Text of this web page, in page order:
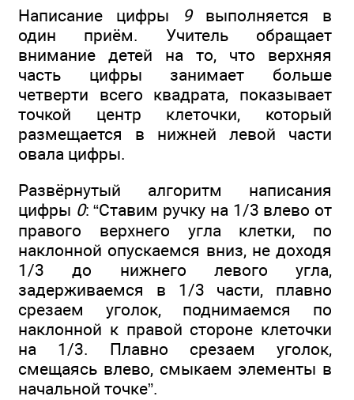
Написание цифры
9выполняется в
один приём. Учитель обращает
внимание детей на то, что верхняя
часть цифры занимает больше
четверти всего квадрата, показывает
точкой центр клеточки, который
размещается в нижней левой части
овала цифры.
Развёрнутый алгоритм написания
цифры 0: “Ставим ручку на 1/3 влево от
правого верхнего угла клетки, по
наклонной опускаемся вниз, не доходя
1/3 до нижнего левого угла,
задерживаемся в 1/3 части, плавно
срезаем уголок, поднимаемся по
наклонной к правой стороне клеточки
на 1/3. Плавно срезаем уголок,
смещаясь влево, смыкаем элементы в
начальной точке”.